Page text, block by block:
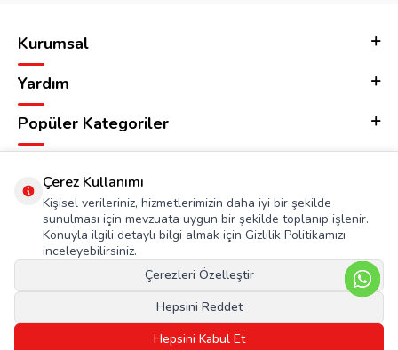
Kurumsal
Yardım
Popüler Kategoriler
Çerez Kullanımı
Kişisel verileriniz, hizmetlerimizin daha iyi bir şekilde
sunulması için mevzuata uygun bir şekilde toplanıp işlenir.
Konuyla ilgili detaylı bilgi almak için Gizlilik Politikamızı
inceleyebilirsiniz.
Çerezleri Özelleştir
Hepsini Reddet
Hepsini Kabul Et